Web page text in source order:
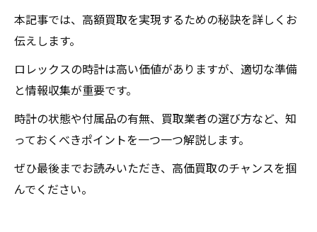
本記事では、高額買取を実現するための秘訣を詳しくお
伝えします。
ロレックスの時計は高い価値がありますが、適切な準備
と情報収集が重要です。
時計の状態や付属品の有無、買取業者の選び方など、知
っておくべきポイントを一つ一つ解説します。
ぜひ最後までお読みいただき、高価買取のチャンスを掴
んでください。